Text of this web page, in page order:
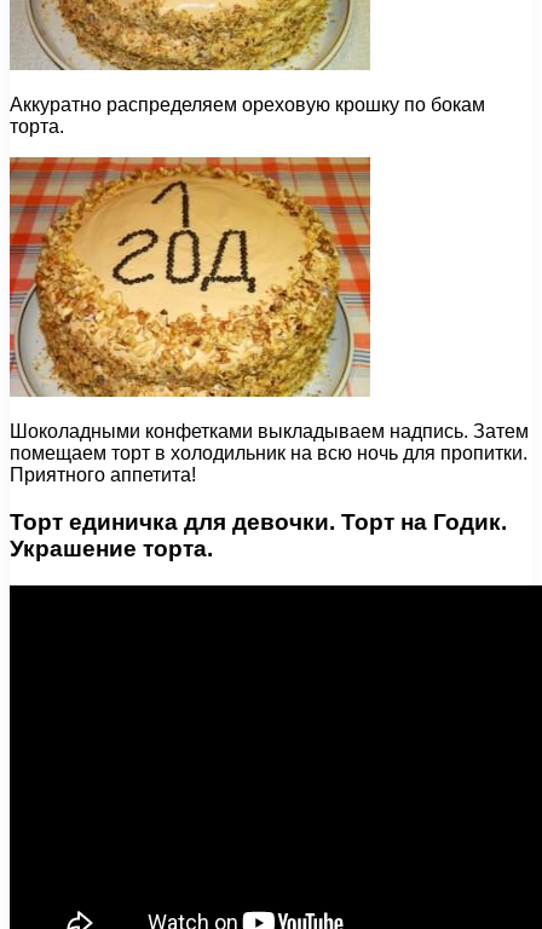
Аккуратно распределяем ореховую крошку по бокам
торта.
Шоколадными конфетками выкладываем надпись. Затем
помещаем торт в холодильник на всю ночь для пропитки.
Приятного аппетита!
Торт единичка для девочки. Торт на Годик.
Украшение торта.